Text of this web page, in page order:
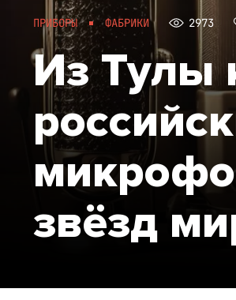
ПРИБОРЫ ФАБРИКИ 2973
Из Тулы
звёзд